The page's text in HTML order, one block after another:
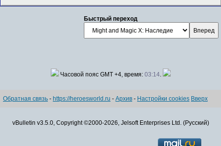
Быстрый переход
Часовой пояс GMT +4, время: 03:14.
Обратная связь - https://heroesworld.ru - Архив - Настройки cookies Вверх
vBulletin v3.5.0, Copyright ©2000-2026, Jelsoft Enterprises Ltd. (Русский)